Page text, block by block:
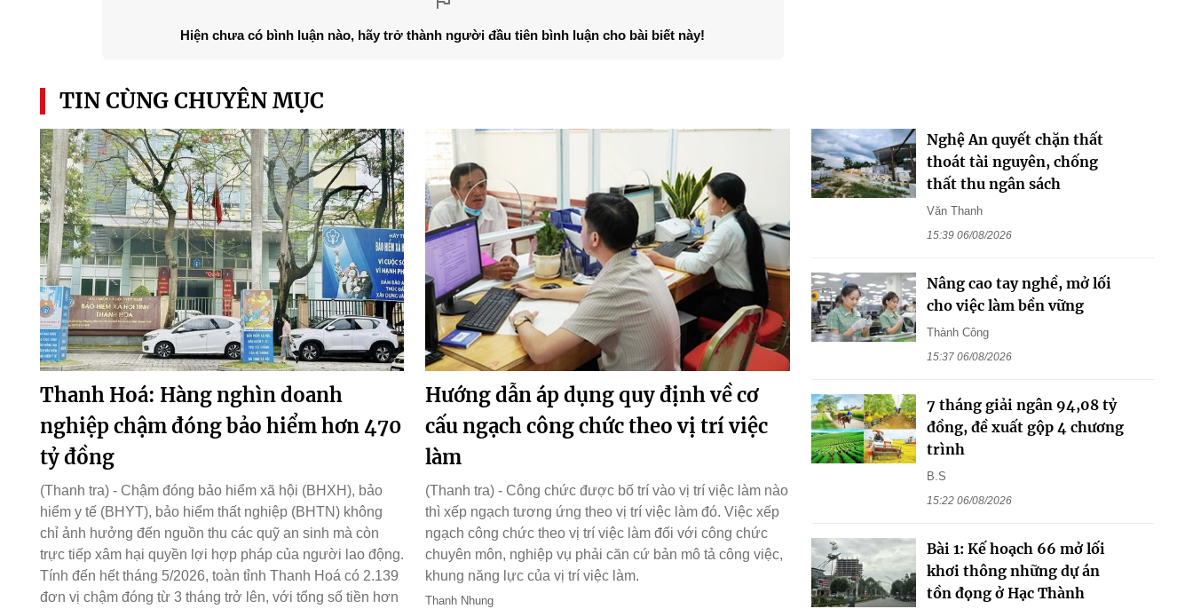
Hiện chưa có bình luận nào, hãy trở thành người đầu tiên bình luận cho bài biết này!
TIN CÙNG CHUYÊN MỤC
Thanh Hoá: Hàng nghìn doanh
nghiệp chậm đóng bảo hiểm hơn 470
tỷ đồng
(Thanh tra) - Chậm đóng bảo hiểm xã hội (BHXH), bảo
hiểm y tế (BHYT), bảo hiểm thất nghiệp (BHTN) không
chỉ ảnh hưởng đến nguồn thu các quỹ an sinh mà còn
trực tiếp xâm hại quyền lợi hợp pháp của người lao động.
Tính đến hết tháng 5/2026, toàn tỉnh Thanh Hoá có 2.139
đơn vị chậm đóng từ 3 tháng trở lên, với tổng số tiền hơn
Hướng dẫn áp dụng quy định về cơ
cấu ngạch công chức theo vị trí việc
làm
(Thanh tra) - Công chức được bố trí vào vị trí việc làm nào
thì xếp ngạch tương ứng theo vị trí việc làm đó. Việc xếp
ngạch công chức theo vị trí việc làm đối với công chức
chuyên môn, nghiệp vụ phải căn cứ bản mô tả công việc,
khung năng lực của vị trí việc làm.
Thanh Nhung
Nghệ An quyết chặn thất
thoát tài nguyên, chống
thất thu ngân sách
Văn Thanh
15:39 06/08/2026
Nâng cao tay nghề, mở lối
cho việc làm bền vững
Thành Công
15:37 06/08/2026
7 tháng giải ngân 94,08 tỷ
đồng, đề xuất gộp 4 chương
trình
B.S
15:22 06/08/2026
Bài 1: Kế hoạch 66 mở lối
khơi thông những dự án
tồn đọng ở Hạc Thành